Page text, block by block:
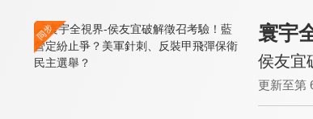
寰宇
侯友宜
更新至第